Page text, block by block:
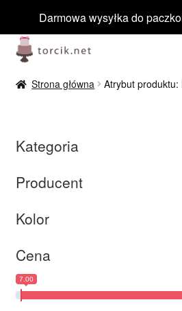
Darmowa wysyłka do
Przejdź
do
nawigacji
Przejdź
do
treści
Jadalne
Barwniki spożywcze
Tematyczne
Blog
Wyprzedaż
Nowości
Strona główna Atrybut produktu:
Kategoria
Producent
Kolor
Cena
7.00